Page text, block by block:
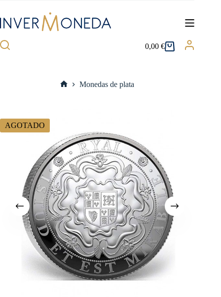
contenido
Carro
0,00€
Monedas de plata
AGOTADO